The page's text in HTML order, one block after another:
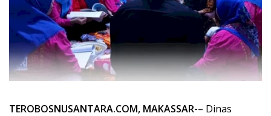
TEROBOSNUSANTARA.COM, MAKASSAR-– Dinas